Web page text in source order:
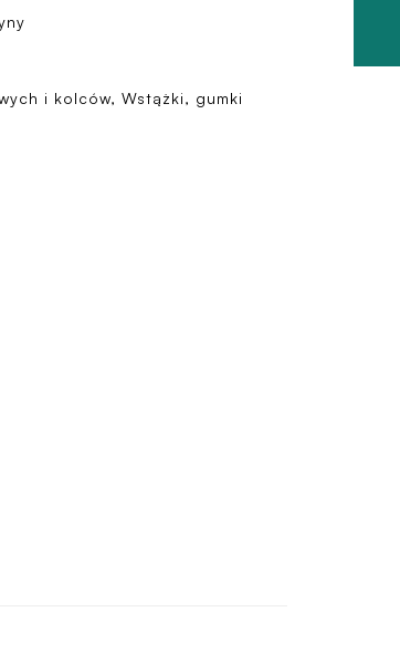
i kolców, Wstążki, gumki